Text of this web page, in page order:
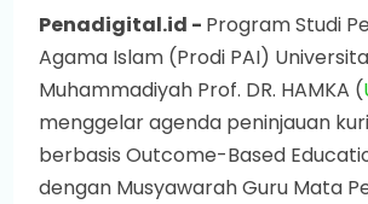
Penadigital.id - Program Studi
Agama Islam (Prodi PAI)
Muhammadiyah Prof. DR. HAMKA (
menggelar agenda peninjauan
berbasis Outcome-Based
dengan Musyawarah Guru Mata